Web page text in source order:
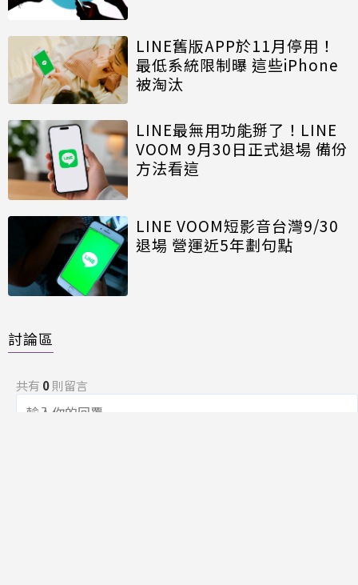
LINE舊版APP於11月停用！
最低系統限制曝 這些iPhone
被淘汰
LINE最無用功能掰了！LINE
VOOM 9月30日正式退場 備份
方法看這
LINE VOOM短影音台灣9/30
退場 營運近5年劃句點
討論區
共有 0則留言